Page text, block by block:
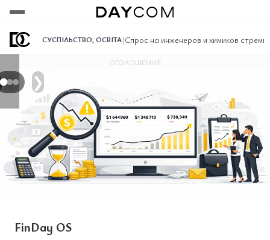
СУСПІЛЬСТВО, ОСВІТА|Спрос на инженеров и химиков
❯
ОГОЛОШЕННЯ
FinDay OS